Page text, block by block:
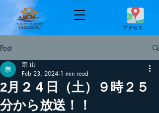
​アクセス
Post
2月２４日（土）９時２５
分から放送！！
宗 山
Feb 23, 2024 1 min read